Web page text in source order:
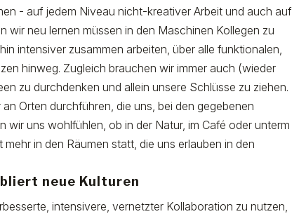
- auf jedem Niveau nicht-kreativer Arbeit und auch auf
wir neu lernen müssen in den Maschinen Kollegen zu
intensiver zusammen arbeiten, über alle funktionalen,
hinweg. Zugleich brauchen wir immer auch (wieder
zu durchdenken und allein unsere Schlüsse zu ziehen.
Orten durchführen, die uns, bei den gegebenen
uns wohlfühlen, ob in der Natur, im Café oder unterm
in den Räumen statt, die uns erlauben in den
neue Kulturen
intensivere, vernetzter Kollaboration zu nutzen,